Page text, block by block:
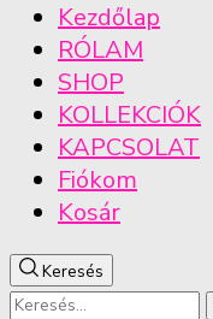
Kezdőlap
RÓLAM
SHOP
KOLLEKCIÓK
KAPCSOLAT
Fiókom
Kosár
Keresés
Keresés: